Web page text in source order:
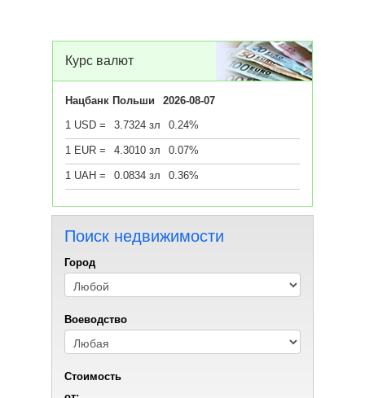
Курс валют
Нацбанк Польши
2026-08-07
1 USD =
3.7324 зл 0.24%
1 EUR = 4.3010 зл 0.07%
1 UAH = 0.0834 зл 0.36%
Поиск недвижимости
Город
Воеводствo
Стоимость